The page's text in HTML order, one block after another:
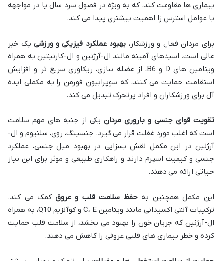
بیماری ها مقاومت کند، که به ویژه در فصول سرد سال یا در مواجهه
با عوامل استرس زا اهمیت بیشتری پیدا می کند.
برای مردان فعال و ورزشکار، بهبود عملکرد فیزیکی و ورزشییک خبر
عالی است. اسیدهای آمینه مانند ال-آرژنین و ال-کارنیتین به همراه
ویتامین های D و B6، از عضله سازی، ریکاوری سریع تر و افزایش
استقامت حمایت می کنند، که سوپرابیون فورمن را به مکملی ایده
آل برای ورزشکاران و افراد پرتحرک تبدیل می کند.
تقویت قوای جنسی و باروری مردان یکی از جنبه های مهم سلامت
است که اغلب مورد غفلت قرار می گیرد. جنسینگ، روی، سلنیوم و ال-
آرژنین در این مکمل نقش بسزایی در بهبود میل جنسی، عملکرد
جنسی و کیفیت اسپرم دارند و راهکاری طبیعی و موثر برای این نیاز
حیاتی ارائه می دهند.
این مکمل همچنین بهحفظ سلامت قلب و عروق کمک می کند.
ترکیبات آنتی اکسیدانی مانند ویتامین C، E و کوآنزیم Q10، به همراه
ال-آرژنین که جریان خون را بهبود می بخشد، از سلامت قلب حمایت
کرده و خطر بیماری های قلبی عروقی را کاهش می دهند.